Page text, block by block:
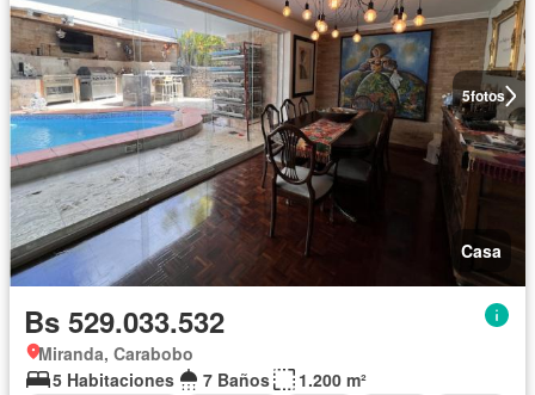
5fotos
Casa
Bs 529.033.532
Miranda, Carabobo
5 Habitaciones
7 Baños
1.200 m²